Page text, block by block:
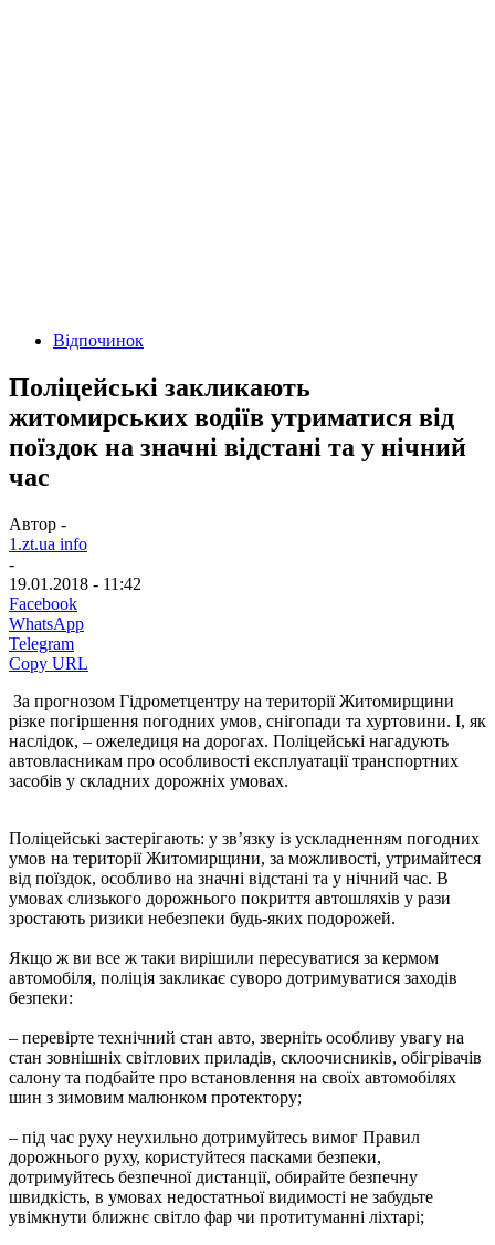
Відпочинок
Поліцейські закликають
житомирських водіїв утриматися від
поїздок на значні відстані та у нічний
час
Автор -
1.zt.ua info
-
19.01.2018 - 11:42
Facebook
WhatsApp
Telegram
Copy URL
За прогнозом Гідрометцентру на території Житомирщини
різке погіршення погодних умов, снігопади та хуртовини. І, як
наслідок, – ожеледиця на дорогах. Поліцейські нагадують
автовласникам про особливості експлуатації транспортних
засобів у складних дорожніх умовах.
Поліцейські застерігають: у зв’язку із ускладненням погодних
умов на території Житомирщини, за можливості, утримайтеся
від поїздок, особливо на значні відстані та у нічний час. В
умовах слизького дорожнього покриття автошляхів у рази
зростають ризики небезпеки будь-яких подорожей.
Якщо ж ви все ж таки вирішили пересуватися за кермом
автомобіля, поліція закликає суворо дотримуватися заходів
безпеки:
– перевірте технічний стан авто, зверніть особливу увагу на
стан зовнішніх світлових приладів, склоочисників, обігрівачів
салону та подбайте про встановлення на своїх автомобілях
шин з зимовим малюнком протектору;
– під час руху неухильно дотримуйтесь вимог Правил
дорожнього руху, користуйтеся пасками безпеки,
дотримуйтесь безпечної дистанції, обирайте безпечну
швидкість, в умовах недостатньої видимості не забудьте
увімкнути ближнє світло фар чи протитуманні ліхтарі;